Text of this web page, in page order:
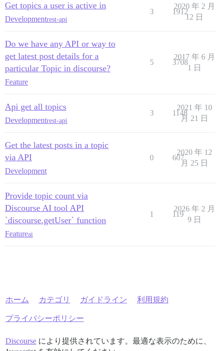
Get topics a user is active in
Developmentrest-api
3 1912
2020 年 2 月
12 日
Do we have any API or way to
get latest post details for a
particular Topic in discourse?
Feature
5 3708
2017 年 6 月
1 日
Api get all topics
Developmentrest-api
3 1148
2021 年 10
月 21 日
Get the latest posts in a topic
via API
Development
0 607
2020 年 12
月 25 日
Provide topic count via
Discourse AI tool API
`discourse.getUser` function
Featureai
1 119
2026 年 2 月
9 日
ホーム カテゴリ ガイドライン 利用規約
プライバシーポリシー
Discourseにより提供されています。最適な表示のために、